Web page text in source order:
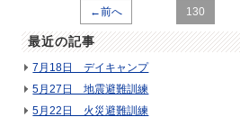
←前へ 130
最近の記事
7月18日 デイキャンプ
5月27日 地震避難訓練
5月22日 火災避難訓練